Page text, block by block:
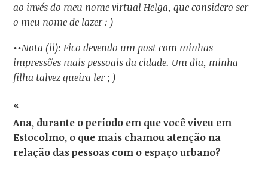
ao invés do meu nome virtual Helga, que considero ser
o meu nome de lazer : )
••Nota (ii): Fico devendo um post com minhas
impressões mais pessoais da cidade. Um dia, minha
filha talvez queira ler ; )
«
Ana, durante o período em que você viveu em
Estocolmo, o que mais chamou atenção na
relação das pessoas com o espaço urbano?